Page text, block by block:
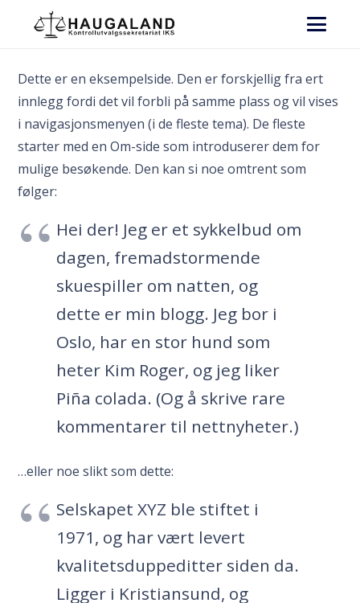
Dette er en eksempelside. Den er forskjellig fra ert
innlegg fordi det vil forbli på samme plass og vil vises
i navigasjonsmenyen (i de fleste tema). De fleste
starter med en Om-side som introduserer dem for
mulige besøkende. Den kan si noe omtrent som
følger:
Hei der! Jeg er et sykkelbud om
dagen, fremadstormende
skuespiller om natten, og
dette er min blogg. Jeg bor i
Oslo, har en stor hund som
heter Kim Roger, og jeg liker
Piña colada. (Og å skrive rare
kommentarer til nettnyheter.)
…eller noe slikt som dette:
Selskapet XYZ ble stiftet i
1971, og har vært levert
kvalitetsduppeditter siden da.
Ligger i Kristiansund, og